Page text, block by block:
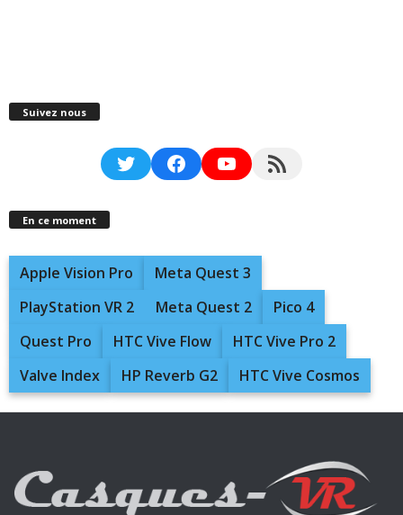
Suivez nous
TwitterFacebookYouTubeRSS Feed
En ce moment
Apple Vision Pro
Meta Quest 3
PlayStation VR 2
Meta Quest 2
Pico 4
Quest Pro
HTC Vive Flow
HTC Vive Pro 2
Valve Index
HP Reverb G2 HTC Vive Cosmos